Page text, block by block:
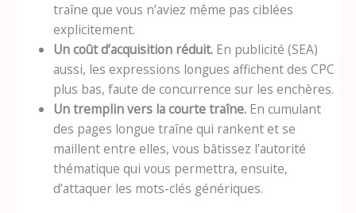
traîne que vous n’aviez même pas ciblées
explicitement.
Un coût d’acquisition réduit.En publicité (SEA)
aussi, les expressions longues affichent des CPC
plus bas, faute de concurrence sur les enchères.
Un tremplin vers la courte traîne.En cumulant
des pages longue traîne qui rankent et se
maillent entre elles, vous bâtissez l’autorité
thématique qui vous permettra, ensuite,
d’attaquer les mots-clés génériques.